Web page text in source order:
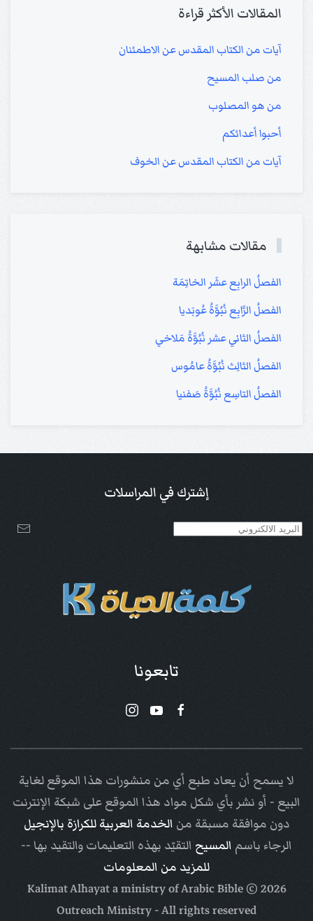
المقالات الأكثر قراءة
آيات من الكتاب المقدس عن الاطمئنان
من صلب المسيح
من هو المصلوب
أحبوا أعدائكم
آيات من الكتاب المقدس عن الخوف
مقالات مشابهة
الفصلُ الرابِع عشَر الخاتِمَة
الفصلُ الرَّابِع نُبُوَّةُ عُوبَديا
الفصلُ الثاني عشر نُبُوَّةُ مَلاخي
الفصلُ الثالِث نُبُوَّةُ عامُوس
الفصلُ التاسِع نُبُوَّةُ صَفنيا
إشترك في المراسلات
تابعونا
لا يسمح أن يعاد طبع أي من منشورات هذا الموقع لغاية
البيع - أو نشر بأي شكل مواد هذا الموقع على شبكة الإنترنت
دون موافقة مسبقة من الخدمة العربية للكرازة بالإنجيل
الرجاء باسم المسيح التقيّد بهذه التعليمات والتقيد بها --
للمزيد من المعلومات
2026
© Kalimat Alhayat a ministry of
Arabic Bible
Outreach Ministry- All rights reserved